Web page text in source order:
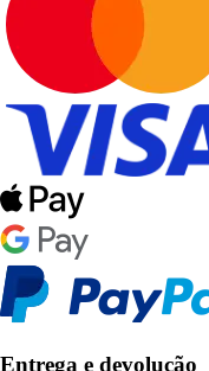
Entrega e devolução